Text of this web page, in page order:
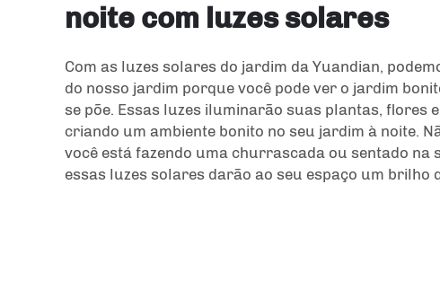
noite com luzes solares
Com as luzes solares do jardim da Yuandian,
do nosso jardim porque você pode ver o jardim
se põe. Essas luzes iluminarão suas plantas, flores
criando um ambiente bonito no seu jardim à noite.
você está fazendo uma churrascada ou sentado na
essas luzes solares darão ao seu espaço um brilho